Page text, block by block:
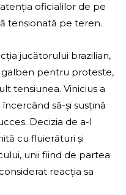
oficialilor de pe
tensionată pe teren.
jucătorului brazilian,
galben pentru proteste,
tensiunea. Vinicius a
să-și susțină
Decizia de a-l
cu fluierături și
unii fiind de partea
reacția sa